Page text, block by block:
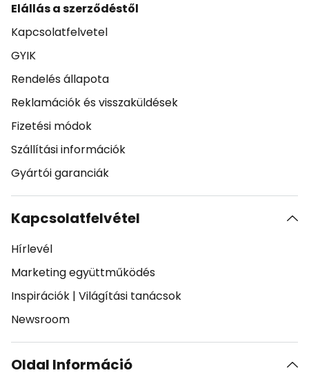
Elállás a szerződéstől
Kapcsolatfelvetel
GYIK
Rendelés állapota
Reklamációk és visszaküldések
Fizetési módok
Szállítási információk
Gyártói garanciák
Kapcsolatfelvétel
Hírlevél
Marketing együttműködés
Inspirációk | Világítási tanácsok
Newsroom
Oldal Információ